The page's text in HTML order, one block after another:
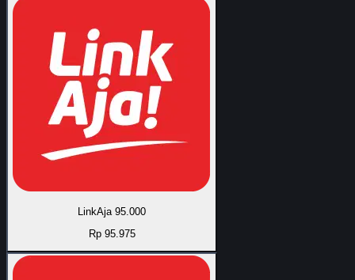
LinkAja 95.000
Rp 95.975